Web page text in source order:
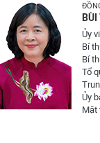
Ủy
Bí
Bí
Tổ
Ủy
Mặt